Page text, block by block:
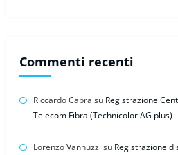
Commenti recenti
Riccardo Capra su Registrazione
Telecom Fibra (Technicolor AG plus)
Lorenzo Vannuzzi su Registrazione